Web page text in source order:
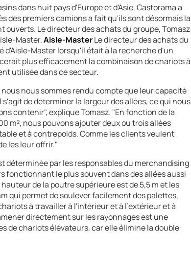
dans huit pays d'Europe et d'Asie, Castorama a
des premiers camions a fait qu'ils sont désormais la
Le directeur des achats du groupe, Tomasz
Master.Aisle-MasterLe directeur des achats du
d'Aisle-Master lorsqu'il était à la recherche d'un
plus efficacement la combinaison de chariots à
utilisée dans ce secteur.
nous sommes rendu compte que leur capacité
de déterminer la largeur des allées, ce qui nous
contenir", explique Tomasz. "En fonction de la
m², nous pouvons ajouter deux ou trois allées
et à contrepoids. Comme les clients veulent
les leur offrir."
déterminée par les responsables du merchandising
fonctionnant le plus souvent dans des allées aussi
de la poutre supérieure est de 5,5 m et les
qui permet de soulever facilement des palettes,
à travailler à l'intérieur et à l'extérieur et à
directement sur les rayonnages est une
de chariots élévateurs, car elle élimine la double